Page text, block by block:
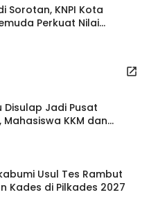
Sorotan, KNPI Kota
Perkuat Nilai
Disulap Jadi Pusat
Mahasiswa KKM dan
Usul Tes Rambut
Kades di Pilkades 2027